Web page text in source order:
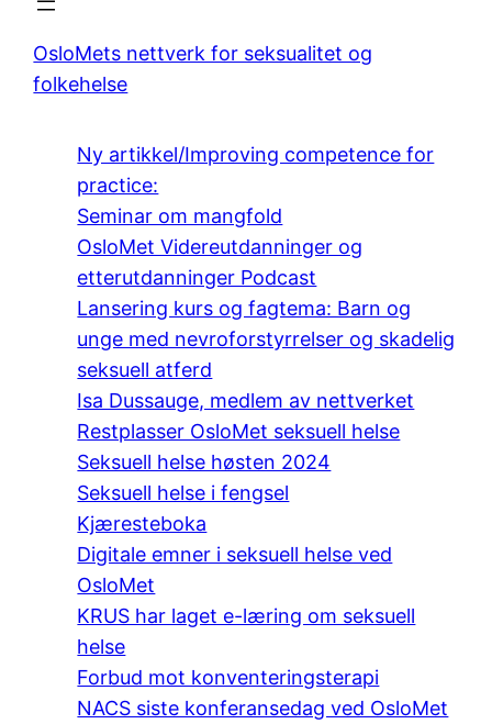
OsloMets nettverk for seksualitet og
folkehelse
Ny artikkel/Improving competence for
practice:
Seminar om mangfold
OsloMet Videreutdanninger og
etterutdanninger Podcast
Lansering kurs og fagtema: Barn og
unge med nevroforstyrrelser og skadelig
seksuell atferd
Isa Dussauge, medlem av nettverket
Restplasser OsloMet seksuell helse
Seksuell helse høsten 2024
Seksuell helse i fengsel
Kjæresteboka
Digitale emner i seksuell helse ved
OsloMet
KRUS har laget e-læring om seksuell
helse
Forbud mot konventeringsterapi
NACS siste konferansedag ved OsloMet